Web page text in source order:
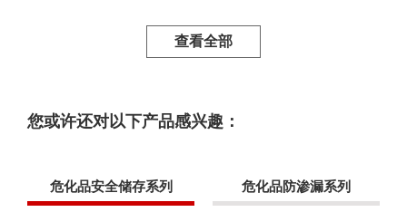
查看全部
您或许还对以下产品感兴趣：
危化品安全储存系列 危化品防渗漏系列